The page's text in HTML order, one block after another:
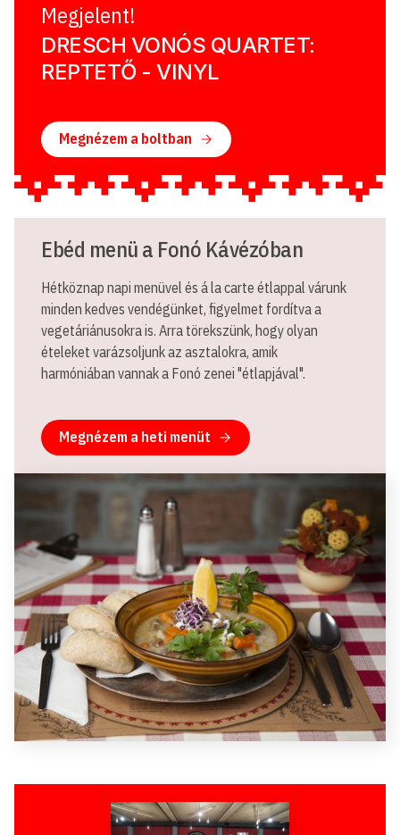
Megjelent!
DRESCH VONÓS QUARTET:
REPTETŐ - VINYL
Megnézem a boltban
Ebéd menü a Fonó Kávézóban
Hétköznap napi menüvel és á la carte étlappal várunk
minden kedves vendégünket, figyelmet fordítva a
vegetáriánusokra is. Arra törekszünk, hogy olyan
ételeket varázsoljunk az asztalokra, amik
harmóniában vannak a Fonó zenei "étlapjával".
Megnézem a heti menüt